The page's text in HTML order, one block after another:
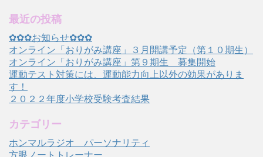
最近の投稿
✿✿✿お知らせ✿✿✿
オンライン「おりがみ講座」３月開講予定（第１０期生）
オンライン「おりがみ講座」第９期生 募集開始
運動テスト対策には、運動能力向上以外の効果がありま
す！
２０２２年度小学校受験考査結果
カテゴリー
ホンマルラジオ パーソナリティ